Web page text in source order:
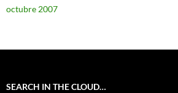
octubre 2007
SEARCH IN THE CLOUD…